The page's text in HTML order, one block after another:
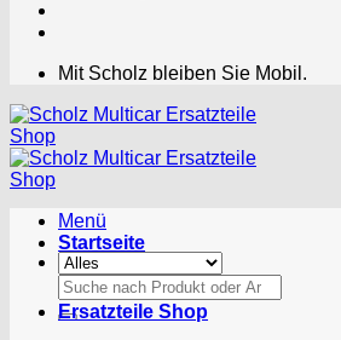
Mit Scholz bleiben Sie Mobil.
Menü
Suchen
nach:
Startseite
Ersatzteile Shop